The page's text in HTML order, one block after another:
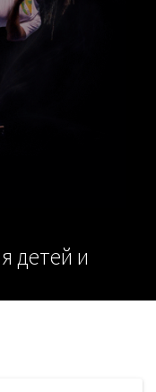
детей и